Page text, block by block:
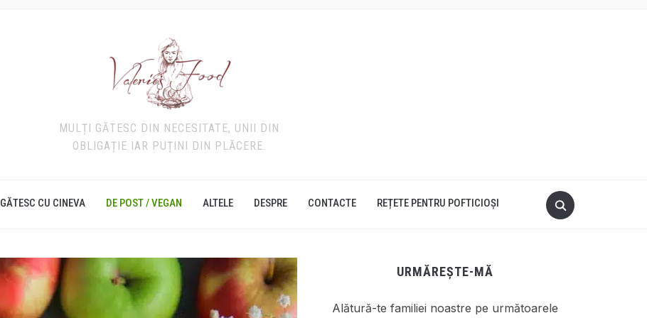
MULȚI GĂTESC DIN NECESITATE, UNII DIN
OBLIGAȚIE IAR PUȚINI DIN PLĂCERE.
GĂTESC CU CINEVA DE POST / VEGAN ALTELE DESPRE CONTACTE REȚETE PENTRU POFTICIOȘI
URMĂREȘTE-MĂ
Alătură-te familiei noastre pe următoarele